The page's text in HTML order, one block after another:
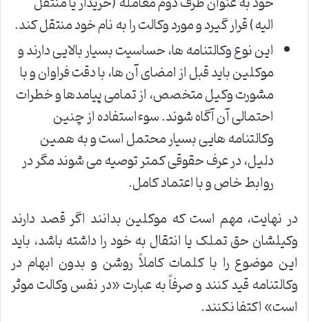
الیه) قرار گیرد و مورد وکالت را به نام خود منتقل کند.
این نوع وکالتنامه ها، حساسیت بسیار بالایی دارند و
موکلین باید قبل از امضای آن ها، با دقت فراوان و با
مشورت وکیل متخصص، از تمامی پیامدها و خطرات
احتمالی آن آگاه شوند. سوءاستفاده از چنین
وکالتنامه هایی بسیار محتمل است و به همین
دلیل، در عرف حقوقی کمتر توصیه می شوند مگر در
روابط خاص و با اعتماد کامل.
در نهایت، مهم است که موکلین بدانند اگر قصد دارند
وکیلشان حق تملک یا انتقال به خود را داشته باشد، باید
این موضوع را با کلمات کاملاً روشن و بدون ابهام در
وکالتنامه قید کنند و صرفاً به عبارت «در نفس وکالت موثر
است» اکتفا نکنند.